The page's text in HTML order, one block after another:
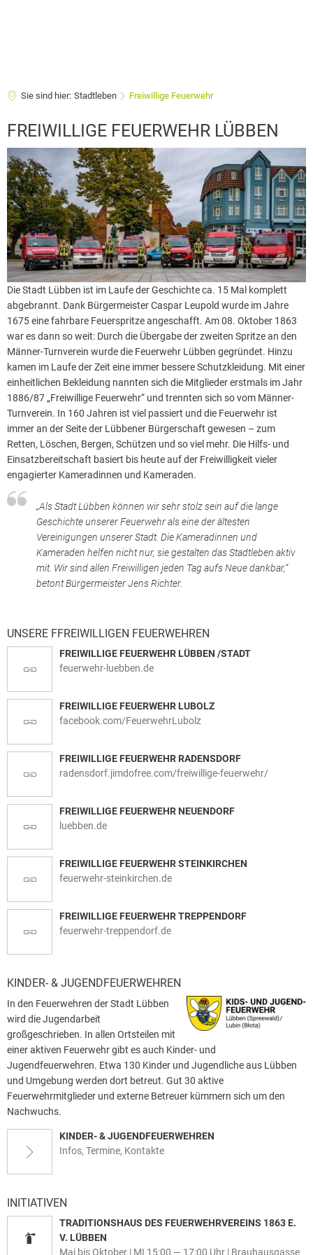
Sie sind hier: Stadtleben Freiwillige Feuerwehr
Freiwillige
Feuerwehr
FREIWILLIGE FEUERWEHR LÜBBEN
Die Stadt Lübben ist im Laufe der Geschichte ca. 15 Mal komplett
abgebrannt. Dank Bürgermeister Caspar Leupold wurde im Jahre
1675 eine fahrbare Feuerspritze angeschafft. Am 08. Oktober 1863
war es dann so weit: Durch die Übergabe der zweiten Spritze an den
Männer-Turnverein wurde die Feuerwehr Lübben gegründet. Hinzu
kamen im Laufe der Zeit eine immer bessere Schutzkleidung. Mit einer
einheitlichen Bekleidung nannten sich die Mitglieder erstmals im Jahr
1886/87 „Freiwillige Feuerwehr“ und trennten sich so vom Männer-
Turnverein. In 160 Jahren ist viel passiert und die Feuerwehr ist
immer an der Seite der Lübbener Bürgerschaft gewesen – zum
Retten, Löschen, Bergen, Schützen und so viel mehr. Die Hilfs- und
Einsatzbereitschaft basiert bis heute auf der Freiwilligkeit vieler
engagierter Kameradinnen und Kameraden.
„Als Stadt Lübben können wir sehr stolz sein auf die lange
Geschichte unserer Feuerwehr als eine der ältesten
Vereinigungen unserer Stadt. Die Kameradinnen und
Kameraden helfen nicht nur, sie gestalten das Stadtleben aktiv
mit. Wir sind allen Freiwilligen jeden Tag aufs Neue dankbar,“
betont Bürgermeister Jens Richter.
UNSERE FFREIWILLIGEN FEUERWEHREN
FREIWILLIGE FEUERWEHR LÜBBEN /STADT
feuerwehr-luebben.de
FREIWILLIGE FEUERWEHR LUBOLZ
facebook.com/FeuerwehrLubolz
FREIWILLIGE FEUERWEHR RADENSDORF
radensdorf.jimdofree.com/freiwillige-feuerwehr/
FREIWILLIGE FEUERWEHR NEUENDORF
luebben.de
FREIWILLIGE FEUERWEHR STEINKIRCHEN
feuerwehr-steinkirchen.de
FREIWILLIGE FEUERWEHR TREPPENDORF
feuerwehr-treppendorf.de
KINDER- & JUGENDFEUERWEHREN
In den Feuerwehren der Stadt Lübben
wird die Jugendarbeit
großgeschrieben. In allen Ortsteilen mit
einer aktiven Feuerwehr gibt es auch Kinder- und
Jugendfeuerwehren. Etwa 130 Kinder und Jugendliche aus Lübben
und Umgebung werden dort betreut. Gut 30 aktive
Feuerwehrmitglieder und externe Betreuer kümmern sich um den
Nachwuchs.
KINDER- & JUGENDFEUERWEHREN
Infos, Termine, Kontakte
INITIATIVEN
TRADITIONSHAUS DES FEUERWEHRVEREINS 1863 E.
V. LÜBBEN
Mai bis Oktober | MI 15:00 — 17:00 Uhr | Brauhausgasse